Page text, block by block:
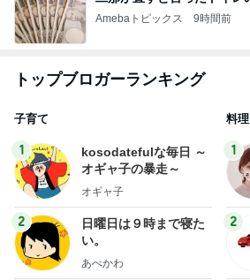
Amebaトピックス 9時間前
トップブロガーランキング
子育て
1
kosodatefulな毎日 ～
オギャ子の暴走～
オギャ子
2
日曜日は９時まで寝た
い。
あべかわ
料理
1
2